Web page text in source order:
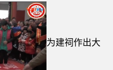
为建祠作出大